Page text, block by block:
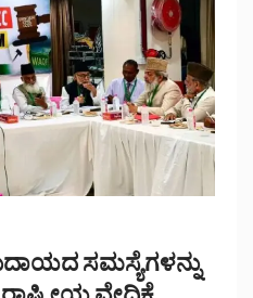
ಸಮಸ್ಯೆಗಳನ್ನು